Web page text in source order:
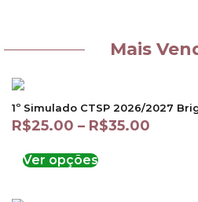
Mais
1º Simulado CTSP 2026/2027
R$25.00 – R$35.00
Ver opções